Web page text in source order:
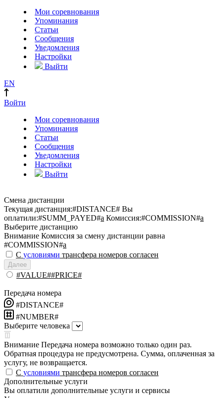
Мои соревнования
Упоминания
Статьи
Сообщения
Уведомления
Настройки
Выйти
EN
Войти
Мои соревнования
Упоминания
Статьи
Сообщения
Уведомления
Настройки
Выйти
Смена дистанции
Текущая дистанция:#DISTANCE# Вы
оплатили:#SUMM_PAYED#a Комиссия:#COMMISSION#a
Выберите дистанцию
Внимание Комиссия за смену дистанции равна
#COMMISSION#a
С условиями трансфера номеров согласен
Далее
#VALUE##PRICE#
Передача номера
#DISTANCE#
#NUMBER#
Выберите человека
Внимание Передача номера возможно только один раз.
Обратная процедура не предусмотрена. Сумма, оплаченная за
услугу, не возвращается.
С условиями трансфера номеров согласен
Дополнительные услуги
Вы оплатили дополнительные услуги и сервисы